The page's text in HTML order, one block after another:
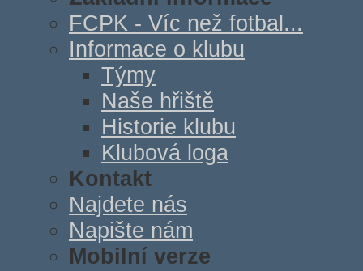
FCPK - Víc než fotbal...
Informace o klubu
Týmy
Naše hřiště
Historie klubu
Klubová loga
Kontakt
Najdete nás
Napište nám
Mobilní verze